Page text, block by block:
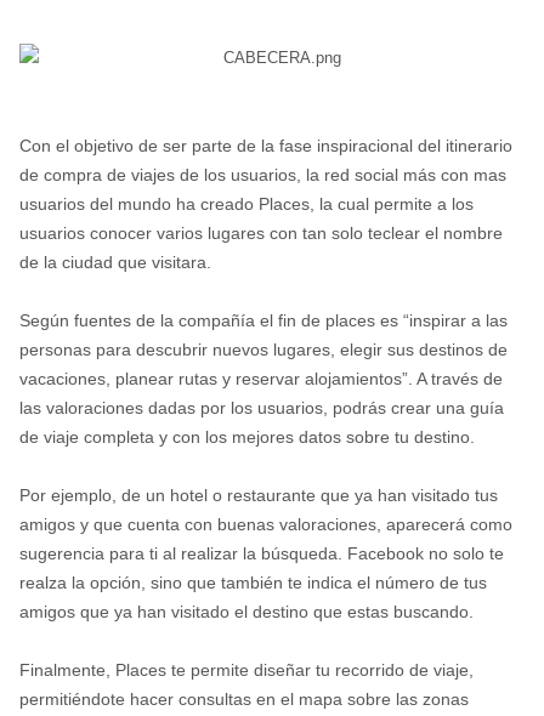
Con el objetivo de ser parte de la fase inspiracional del itinerario
de compra de viajes de los usuarios, la red social más con mas
usuarios del mundo ha creado Places, la cual permite a los
usuarios conocer varios lugares con tan solo teclear el nombre
de la ciudad que visitara.
Según fuentes de la compañía el fin de places es “inspirar a las
personas para descubrir nuevos lugares, elegir sus destinos de
vacaciones, planear rutas y reservar alojamientos”. A través de
las valoraciones dadas por los usuarios, podrás crear una guía
de viaje completa y con los mejores datos sobre tu destino.
Por ejemplo, de un hotel o restaurante que ya han visitado tus
amigos y que cuenta con buenas valoraciones, aparecerá como
sugerencia para ti al realizar la búsqueda. Facebook no solo te
realza la opción, sino que también te indica el número de tus
amigos que ya han visitado el destino que estas buscando.
Finalmente, Places te permite diseñar tu recorrido de viaje,
permitiéndote hacer consultas en el mapa sobre las zonas